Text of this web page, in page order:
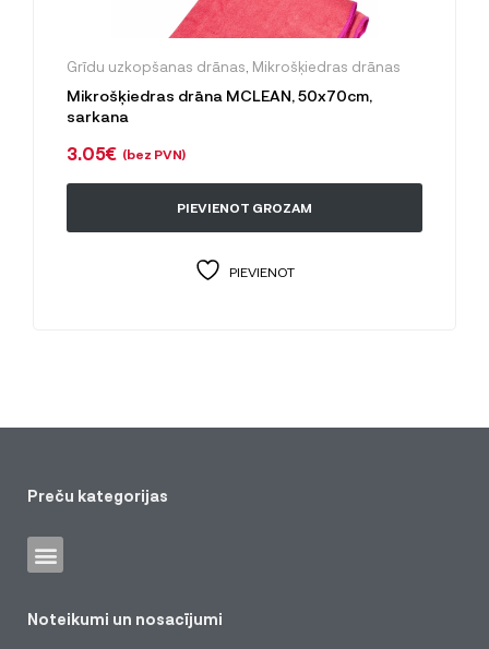
Grīdu uzkopšanas drānas Mikrošķiedras drānas
Mikrošķiedras drāna MCLEAN, 50x70cm,
sarkana
3.05€ (bez PVN)
PIEVIENOT GROZAM
PIEVIENOT
Preču kategorijas
Noteikumi un nosacījumi